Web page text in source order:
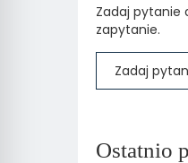
Zadaj pytanie
zapytanie.
Zadaj
Ostatnio